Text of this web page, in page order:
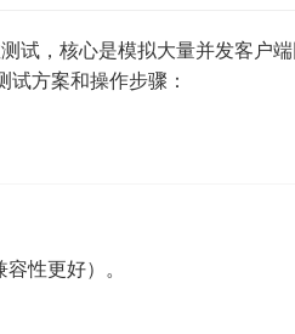
试，核心是模拟大量并发客户
方案和操作步骤：
性更好）。